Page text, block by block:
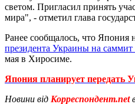
светом. Пригласил принять
мира", - отметил глава
Ранее сообщалось, что Япония
президента Украины на саммит
мая в Хиросиме.
Япония планирует передать
Новини від Корреспондент.net